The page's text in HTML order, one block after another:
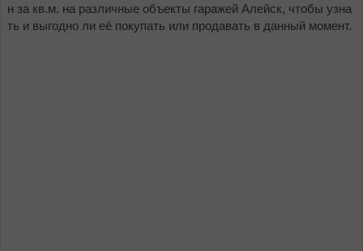
н за кв.м. на различные объекты гаражей Алейск, чтобы узна
ть и выгодно ли её покупать или продавать в данный момент.